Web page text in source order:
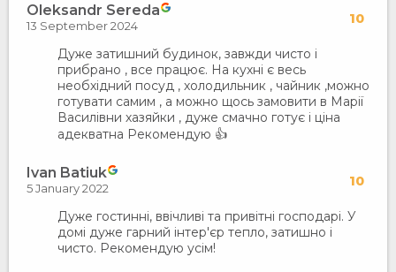
Oleksandr Sereda 10
13 September 2024
Дуже затишний будинок, завжди чисто і
прибрано , все працює. На кухні є весь
необхідний посуд , холодильник , чайник ,можно
готувати самим , а можно щось замовити в Марії
Василівни хазяйки , дуже смачно готує і ціна
адекватна Рекомендую 👍
Ivan Batiuk 10
5 January 2022
Дуже гостинні, ввічливі та привітні господарі. У
домі дуже гарний інтер'єр тепло, затишно і
чисто. Рекомендую усім!